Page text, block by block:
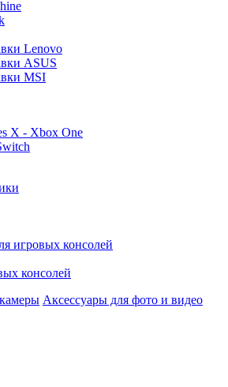
Lenovo
ASUS
MSI
X - Xbox One
игровых консолей
консолей
Аксессуары для фото и видео